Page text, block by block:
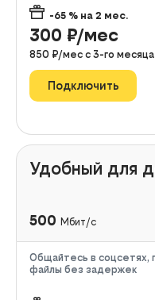
-65 % на 2 мес.
300 ₽/мес
850 ₽/мес с 3-го месяца
Подключить
Удобный для
500 Мбит/с
Общайтесь в соцсетях,
файлы без задержек